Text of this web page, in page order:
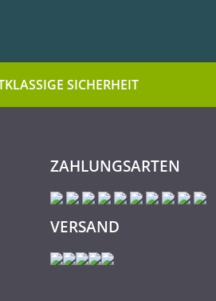
SICHERHEIT
ZAHLUNGSARTEN
VERSAND